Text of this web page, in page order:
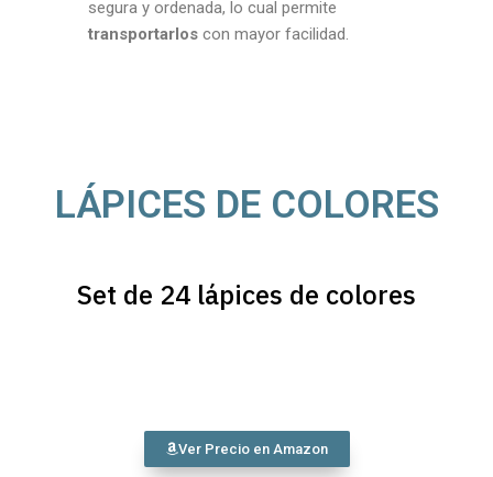
segura y ordenada, lo cual permite
transportarlos con mayor facilidad.
LÁPICES DE COLORES
Set de 24 lápices de colores
Ver Precio en Amazon